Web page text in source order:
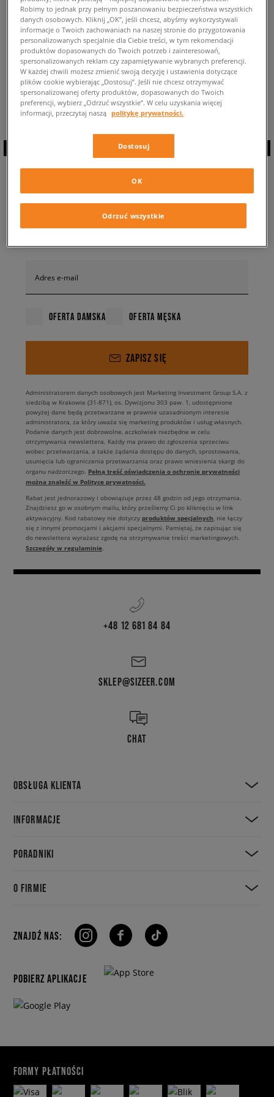
POWRÓT DO SKLEPU
Aktualnie przeglądasz: Bluzy Levi’s® kolor szary . Liczba dostępnych
modeli: 0
ZAPISZ SIĘ DO
NEWSLETTERA
Adres e-mail
OFERTA DAMSKA OFERTA MĘSKA
ZAPISZ SIĘ
Administratorem danych osobowych jest Marketing Investment Group S.A. z
siedzibą w Krakowie (31-871), os. Dywizjonu 303 paw. 1, udostępnione
powyżej dane będą przetwarzane w prawnie uzasadnionym interesie
administratora, za który uważa się marketing produktów i usług własnych.
Podanie danych jest dobrowolne, aczkolwiek niezbędne w celu
otrzymywania newslettera. Każdy ma prawo do zgłoszenia sprzeciwu
wobec przetwarzania, a także żądania dostępu do danych, sprostowania,
usunięcia lub ograniczenia przetwarzania oraz prawo wniesienia skargi do
organu nadzorczego. Pełną treść oświadczenia o ochronie prywatności
można znaleźć w Polityce prywatności.
Rabat jest jednorazowy i obowiązuje przez 48 godzin od jego otrzymania.
Znajdziesz go w osobnym mailu, który prześlemy Ci po kliknięciu w link
aktywacyjny. Kod rabatowy nie dotyczy produktów specjalnych, nie łączy
się z innymi promocjami i akcjami specjalnymi. Pamiętaj, że zapisując się
do newslettera wyrażasz zgodę na otrzymywanie treści marketingowych.
Szczegóły w regulaminie.
+48 12 681 84 84
SKLEP@SIZEER.COM
CHAT
OBSŁUGA KLIENTA
INFORMACJE
PORADNIKI
O FIRMIE
ZNAJDŹ NAS:
POBIERZ APLIKACJE
FORMY PŁATNOŚCI
Robimy to jednak przy pełnym poszanowaniu bezpieczeństwa wszystkich
danych osobowych. Kliknij „OK”, jeśli chcesz, abyśmy wykorzystywali
informacje o Twoich zachowaniach na naszej stronie do przygotowania
personalizowanych specjalnie dla Ciebie treści, w tym rekomendacji
produktów dopasowanych do Twoich potrzeb i zainteresowań,
spersonalizowanych reklam czy zapamiętywanie wybranych preferencji.
W każdej chwili możesz zmienić swoją decyzję i ustawienia dotyczące
plików cookie wybierając „Dostosuj”. Jeśli nie chcesz otrzymywać
spersonalizowanej oferty produktów, dopasowanych do Twoich
preferencji, wybierz „Odrzuć wszystkie”. W celu uzyskania więcej
informacji, przeczytaj naszą politykę prywatności.
Dostosuj
Odrzuć wszystkie
OK